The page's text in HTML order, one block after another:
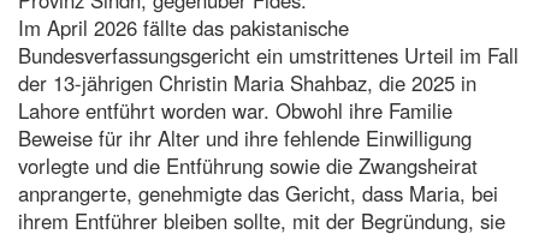
Im April 2026 fällte das pakistanische
Bundesverfassungsgericht ein umstrittenes Urteil im Fall
der 13-jährigen Christin Maria Shahbaz, die 2025 in
Lahore entführt worden war. Obwohl ihre Familie
Beweise für ihr Alter und ihre fehlende Einwilligung
vorlegte und die Entführung sowie die Zwangsheirat
anprangerte, genehmigte das Gericht, dass Maria, bei
ihrem Entführer bleiben sollte, mit der Begründung, sie